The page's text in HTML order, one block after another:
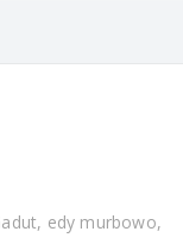
edy murbowo,